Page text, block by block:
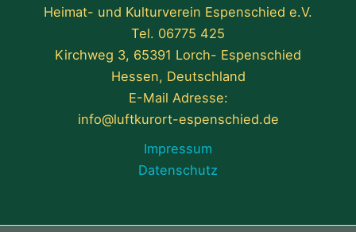
Heimat- und Kulturverein Espenschied e.V.
Tel. 06775 425
Kirchweg 3, 65391 Lorch- Espenschied
Hessen, Deutschland
E-Mail Adresse:
info@luftkurort-espenschied.de
Impressum
Datenschutz